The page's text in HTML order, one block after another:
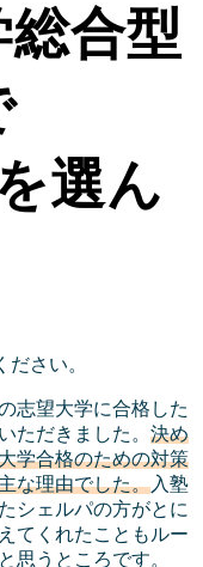
合型
選ん
さい。
志望大学に合格した
ただきました。 決め
学合格のための対策
な理由でした。入塾
シェルパの方がとに
てくれたこともルー
思うところです。